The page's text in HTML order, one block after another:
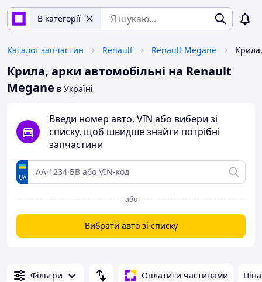
В категорії
Каталог запчастин Renault Renault Megane
Крила, арки автомобільні на Renault
Megane в Україні
Введи номер авто, VIN або вибери зі
списку, щоб швидше знайти потрібні
запчастини
UA
або
Вибрати авто зі списку
Фільтри Оплатити частинами Ціна